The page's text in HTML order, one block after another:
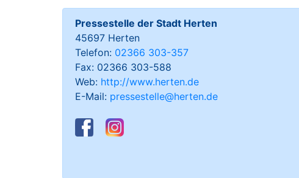
Pressestelle der Stadt Herten
45697 Herten
Telefon: 02366 303-357
Fax: 02366 303-588
Web: http://www.herten.de
E-Mail: pressestelle@herten.de